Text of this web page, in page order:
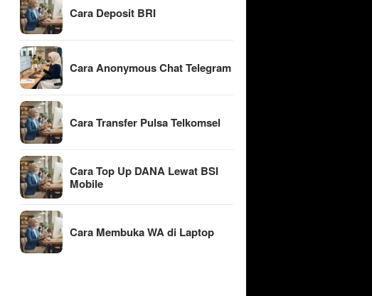
Cara Deposit BRI
Cara Anonymous Chat Telegram
Cara Transfer Pulsa Telkomsel
Cara Top Up DANA Lewat BSI
Mobile
Cara Membuka WA di Laptop